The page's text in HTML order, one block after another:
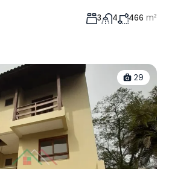
3 4 466 m²
29